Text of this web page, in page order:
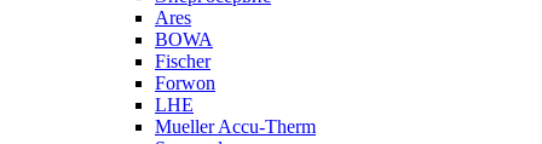
Ares
BOWA
Fischer
Forwon
LHE
Mueller Accu-Therm